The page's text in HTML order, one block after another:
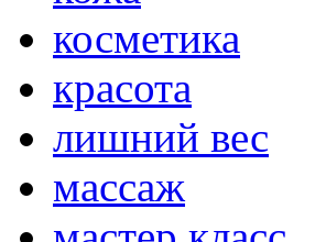
косметика
красота
лишний вес
массаж